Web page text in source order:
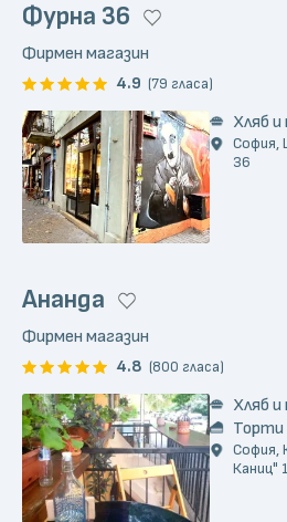
Фурна 36
Фирмен магазин
4.9 (79 гласа)
Хляб
София,
36
Ананда
Фирмен магазин
4.8 (800 гласа)
Хляб
Торти
София,
Каниц"